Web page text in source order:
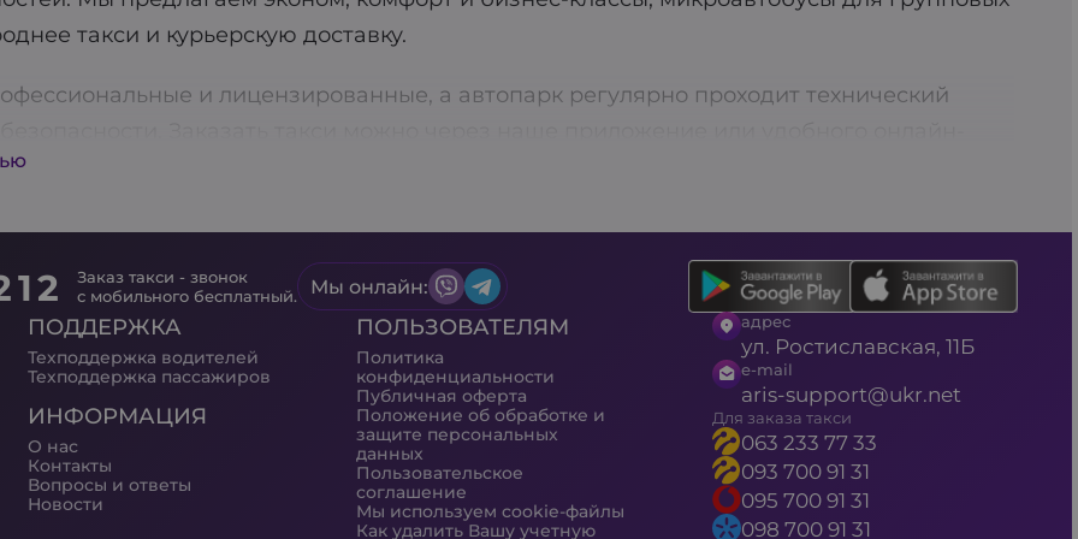
такси и курьерскую доставку.
и лицензированные, а автопарк регулярно проходит технический
быстро и без лишних хлопот получить транспорт. Выбирайте Aris-Taxi – ваш надежный
заранее.
доступна функция оплаты через терминал, а также возможность перевозки
каждого клиента, поэтому постоянно работаем над улучшением сервиса.
приоритет: все водители проходят тщательную проверку, а автомобили соответствуют
Скачивайте наше приложение и пользуйтесь промокодами на скидки, чтобы
с Aris-Taxi!
Заказ такси - звонок
с мобильного бесплатный.
Мы онлайн:
ПОДДЕРЖКА
Техподдержка водителей
Техподдержка пассажиров
ИНФОРМАЦИЯ
О нас
Контакты
Вопросы и ответы
Новости
ПОЛЬЗОВАТЕЛЯМ
Политика
конфиденциальности
Публичная оферта
Положение об обработке и
защите персональных
данных
Пользовательское
соглашение
Мы используем cookie-файлы
Как удалить Вашу учетную
адрес
ул. Ростиславская, 11Б
e-mail
aris-support@ukr.net
Для заказа такси
063 233 77 33
093 700 91 31
095 700 91 31
098 700 91 31